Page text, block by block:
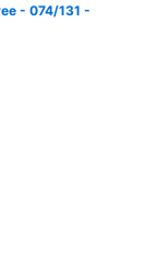
- 074/131 -